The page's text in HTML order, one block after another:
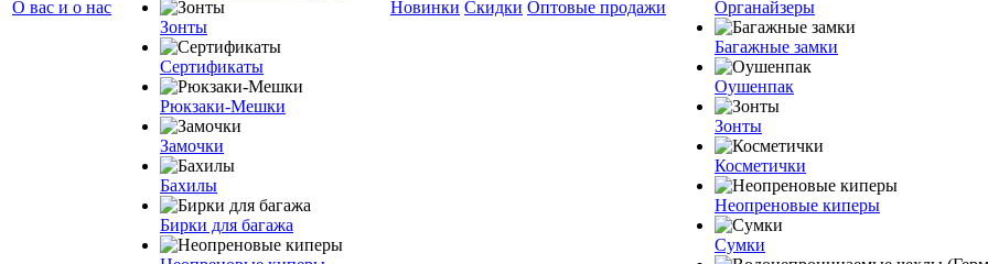
О вас и о нас
Зонты
Сертификаты
Рюкзаки-Мешки
Замочки
Бахилы
Бирки для багажа
Новинки Скидки Оптовые продажи Органайзеры
Багажные замки
Оушенпак
Зонты
Косметички
Неопреновые киперы
Сумки